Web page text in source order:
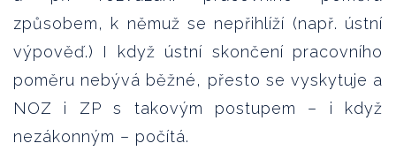
způsobem, k němuž se nepřihlíží (např. ústní
výpověď.) I když ústní skončení pracovního
poměru nebývá běžné, přesto se vyskytuje a
NOZ i ZP s takovým postupem – i když
nezákonným – počítá.